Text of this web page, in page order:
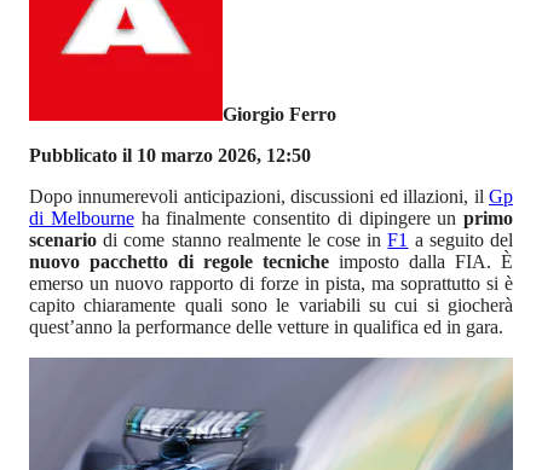
Giorgio Ferro
Pubblicato il 10 marzo 2026, 12:50
Dopo innumerevoli anticipazioni, discussioni ed illazioni, il Gp
di Melbourneha finalmente consentito di dipingere un primo
scenario di come stanno realmente le cose inF1 a seguito del
nuovo pacchetto di regole tecniche imposto dalla FIA. È
emerso un nuovo rapporto di forze in pista, ma soprattutto si è
capito chiaramente quali sono le variabili su cui si giocherà
quest’anno la performance delle vetture in qualifica ed in gara.